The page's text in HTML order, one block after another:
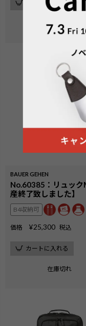
カートに入れる
在庫切れ
BAUER GEHEN
No.60385：リュック
産終了致しました】
B4収納可
価格 ¥25,300 税込
カートに入れる
在庫切れ